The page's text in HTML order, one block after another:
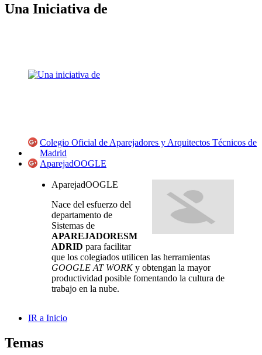
Una Iniciativa de
Colegio Oficial de Aparejadores y Arquitectos Técnicos de
Madrid
AparejadOOGLE
AparejadOOGLE
Nace del esfuerzo del
departamento de
Sistemas de
APAREJADORESM
ADRID para facilitar
que los colegiados utilicen las herramientas
GOOGLE AT WORKy obtengan la mayor
productividad posible fomentando la cultura de
trabajo en la nube.
IR a Inicio
Temas